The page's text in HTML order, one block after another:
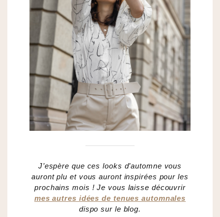
J’espère que ces looks d’automne vous
auront plu et vous auront inspirées pour les
prochains mois ! Je vous laisse découvrir
mes autres idées de tenues automnales
dispo sur le blog.